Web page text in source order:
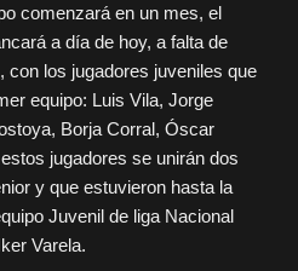
comenzará en un mes, el
a día de hoy, a falta de
los jugadores juveniles que
equipo: Luis Vila, Jorge
Borja Corral, Óscar
jugadores se unirán dos
y que estuvieron hasta la
Juvenil de liga Nacional
Varela.